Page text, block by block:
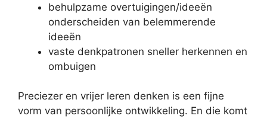
behulpzame overtuigingen/ideeën
onderscheiden van belemmerende
ideeën
vaste denkpatronen sneller herkennen en
ombuigen
Preciezer en vrijer leren denken is een fijne
vorm van persoonlijke ontwikkeling. En die komt